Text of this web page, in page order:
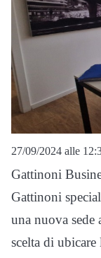
27/09/2024 alle
Gattinoni
Gattinoni
una nuova
scelta di